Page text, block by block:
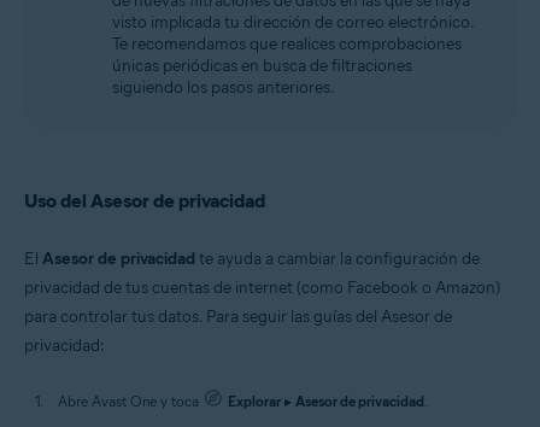
visto implicada tu dirección de correo electrónico.
Te recomendamos que realices comprobaciones
únicas periódicas en busca de filtraciones
siguiendo los pasos anteriores.
Uso del Asesor de privacidad
El Asesor de privacidad te ayuda a cambiar la configuración de
privacidad de tus cuentas de internet (como Facebook o Amazon)
para controlar tus datos. Para seguir las guías del Asesor de
privacidad:
Abre Avast One y toca Explorar ▸ Asesor de privacidad.